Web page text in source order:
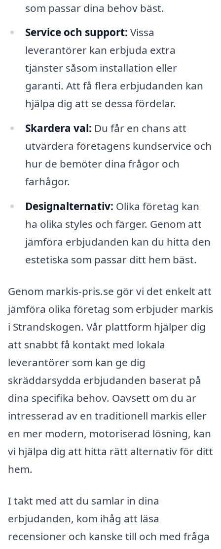
som passar dina behov bäst.
Service och support: Vissa
leverantörer kan erbjuda extra
tjänster såsom installation eller
garanti. Att få flera erbjudanden kan
hjälpa dig att se dessa fördelar.
Skardera val: Du får en chans att
utvärdera företagens kundservice och
hur de bemöter dina frågor och
farhågor.
Designalternativ: Olika företag kan
ha olika styles och färger. Genom att
jämföra erbjudanden kan du hitta den
estetiska som passar ditt hem bäst.
Genom markis-pris.se gör vi det enkelt att
jämföra olika företag som erbjuder markis
i Strandskogen. Vår plattform hjälper dig
att snabbt få kontakt med lokala
leverantörer som kan ge dig
skräddarsydda erbjudanden baserat på
dina specifika behov. Oavsett om du är
intresserad av en traditionell markis eller
en mer modern, motoriserad lösning, kan
vi hjälpa dig att hitta rätt alternativ för ditt
hem.
I takt med att du samlar in dina
erbjudanden, kom ihåg att läsa
recensioner och kanske till och med fråga